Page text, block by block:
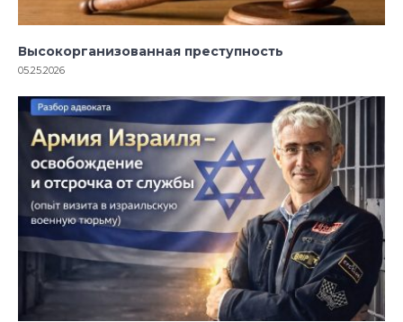
Высокорганизованная преступность
05.25.2026